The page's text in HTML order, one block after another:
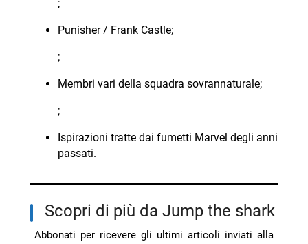
;
Punisher / Frank Castle;
;
Membri vari della squadra sovrannaturale;
;
Ispirazioni tratte dai fumetti Marvel degli anni
passati.
Scopri di più da Jump the shark
Abbonati per ricevere gli ultimi articoli inviati alla